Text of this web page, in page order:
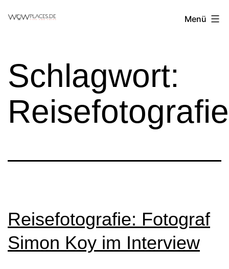
Reiseblog
Menü
Schlagwort:
Reisefotografie
Reisefotografie: Fotograf
Simon Koy im Interview